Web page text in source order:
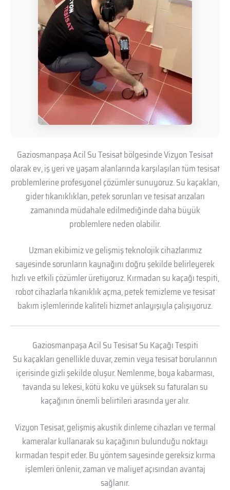
Gaziosmanpaşa Acil Su Tesisat bölgesinde Vizyon Tesisat
olarak ev, iş yeri ve yaşam alanlarında karşılaşılan tüm tesisat
problemlerine profesyonel çözümler sunuyoruz. Su kaçakları,
gider tıkanıklıkları, petek sorunları ve tesisat arızaları
zamanında müdahale edilmediğinde daha büyük
problemlere neden olabilir.
Uzman ekibimiz ve gelişmiş teknolojik cihazlarımız
sayesinde sorunların kaynağını doğru şekilde belirleyerek
hızlı ve etkili çözümler üretiyoruz. Kırmadan su kaçağı tespiti,
robot cihazlarla tıkanıklık açma, petek temizleme ve tesisat
bakım işlemlerinde kaliteli hizmet anlayışıyla çalışıyoruz.
Gaziosmanpaşa Acil Su Tesisat Su Kaçağı Tespiti
Su kaçakları genellikle duvar, zemin veya tesisat borularının
içerisinde gizli şekilde oluşur. Nemlenme, boya kabarması,
tavanda su lekesi, kötü koku ve yüksek su faturaları su
kaçağının önemli belirtileri arasında yer alır.
Vizyon Tesisat, gelişmiş akustik dinleme cihazları ve termal
kameralar kullanarak su kaçağının bulunduğu noktayı
kırmadan tespit eder. Bu yöntem sayesinde gereksiz kırma
işlemleri önlenir, zaman ve maliyet açısından avantaj
sağlanır.